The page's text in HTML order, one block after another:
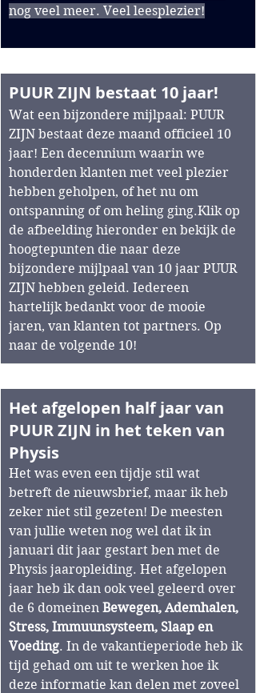
nog veel meer. Veel leesplezier!
PUUR ZIJN bestaat 10 jaar!
Wat een bijzondere mijlpaal: PUUR
ZIJN bestaat deze maand officieel 10
jaar! Een decennium waarin we
honderden klanten met veel plezier
hebben geholpen, of het nu om
ontspanning of om heling ging.Klik op
de afbeelding hieronder en bekijk de
hoogtepunten die naar deze
bijzondere mijlpaal van 10 jaar PUUR
ZIJN hebben geleid. Iedereen
hartelijk bedankt voor de mooie
jaren, van klanten tot partners. Op
naar de volgende 10!
Het afgelopen half jaar van
PUUR ZIJN in het teken van
Physis
Het was even een tijdje stil wat
betreft de nieuwsbrief, maar ik heb
zeker niet stil gezeten! De meesten
van jullie weten nog wel dat ik in
januari dit jaar gestart ben met de
Physis jaaropleiding. Het afgelopen
jaar heb ik dan ook veel geleerd over
de 6 domeinen Bewegen, Ademhalen,
Stress, Immuunsysteem, Slaap en
Voeding. In de vakantieperiode heb ik
tijd gehad om uit te werken hoe ik
deze informatie kan delen met zoveel